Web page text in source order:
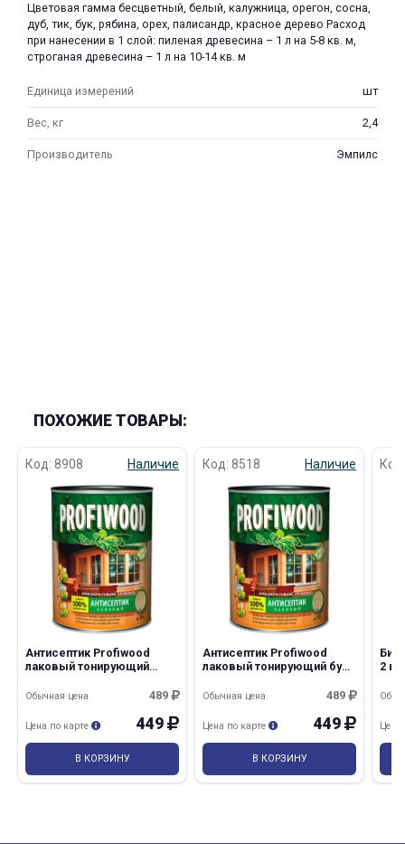
Цветовая гамма бесцветный, белый, калужница, орегон, сосна,
дуб, тик, бук, рябина, орех, палисандр, красное дерево Расход
при нанесении в 1 слой: пиленая древесина – 1 л на 5-8 кв. м,
строганая древесина – 1 л на 10-14 кв. м
Единица измерений шт
Вес, кг 2,4
Производитель Эмпилс
ПОХОЖИЕ ТОВАРЫ:
Код: 8908 Наличие
Антисептик Profiwood
лаковый тонирующий
Эмпилс/14
489
Обычная цена
449
Цена по карте
В КОРЗИНУ
Код: 8518 Наличие
Антисептик Profiwood
лаковый тонирующий бук
489
Обычная цена
449
Цена по карте
В КОРЗИНУ
2 в
Цена